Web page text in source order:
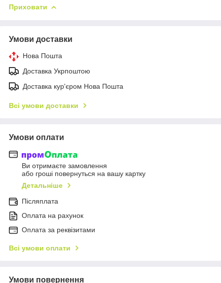
Приховати
Умови доставки
Нова Пошта
Доставка Укрпоштою
Доставка кур'єром Нова Пошта
Всі умови доставки
Умови оплати
Ви отримаєте замовлення
або гроші повернуться на вашу картку
Детальніше
Післяплата
Оплата на рахунок
Оплата за реквізитами
Всі умови оплати
Умови повернення